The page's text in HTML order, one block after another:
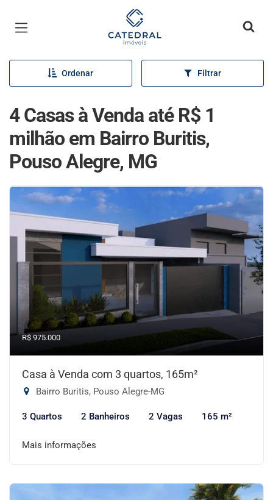
Página inicial
Ordenar Filtrar
4 Casas à Venda até R$ 1
milhão em Bairro Buritis,
Pouso Alegre, MG
R$ 975.000
Casa à Venda com 3 quartos, 165m²
Bairro Buritis, Pouso Alegre-MG
3 Quartos 2 Banheiros 2 Vagas 165 m²
Mais informações